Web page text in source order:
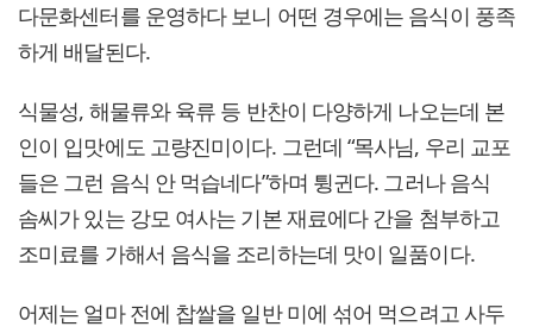
다문화센터를 운영하다 보니 어떤 경우에는 음식이 풍족
하게 배달된다.
식물성, 해물류와 육류 등 반찬이 다양하게 나오는데 본
인이 입맛에도 고량진미이다. 그런데 “목사님, 우리 교포
들은 그런 음식 안 먹습네다”하며 튕귄다. 그러나 음식
솜씨가 있는 강모 여사는 기본 재료에다 간을 첨부하고
조미료를 가해서 음식을 조리하는데 맛이 일품이다.
어제는 얼마 전에 찹쌀을 일반 미에 섞어 먹으려고 사두